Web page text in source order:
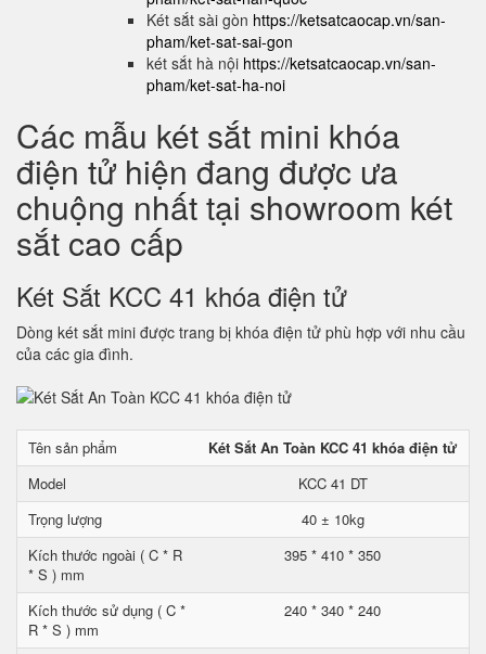
Két sắt sài gòn https://ketsatcaocap.vn/san-
pham/ket-sat-sai-gon
két sắt hà nội https://ketsatcaocap.vn/san-
pham/ket-sat-ha-noi
Các mẫu két sắt mini khóa
điện tử hiện đang được ưa
chuộng nhất tại showroom két
sắt cao cấp
Két Sắt KCC 41 khóa điện tử
Dòng két sắt mini được trang bị khóa điện tử phù hợp với nhu cầu
của các gia đình.
Tên sản phẩm
Két Sắt An Toàn KCC 41 khóa điện tử
Model
KCC 41 DT
Trọng lượng
40 ± 10kg
Kích thước ngoài ( C * R
* S ) mm
395 * 410 * 350
Kích thước sử dụng ( C *
R * S ) mm
240 * 340 * 240